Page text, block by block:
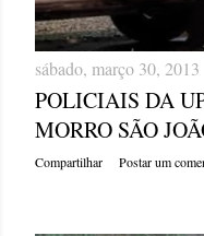
sábado, março 30, 2013
POLICIAIS DA
MORRO SÃO
Compartilhar Postar um